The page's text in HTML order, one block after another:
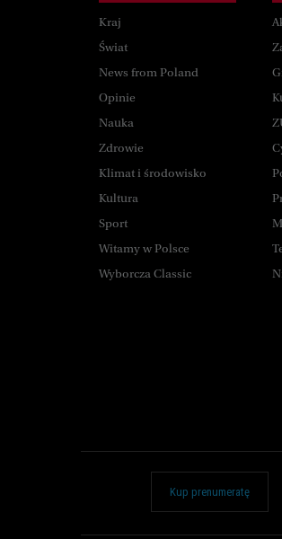
Kraj
Świat
News from Poland
Opinie
Nauka
Zdrowie
Klimat i środowisko
Kultura
Sport
Witamy w Polsce
Wyborcza Classic
Kup prenumeratę